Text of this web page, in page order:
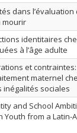
dans
mourir
identitaires
à l’âge adulte
et
maternel
inégalités sociales
and School
Youth from a Latin-